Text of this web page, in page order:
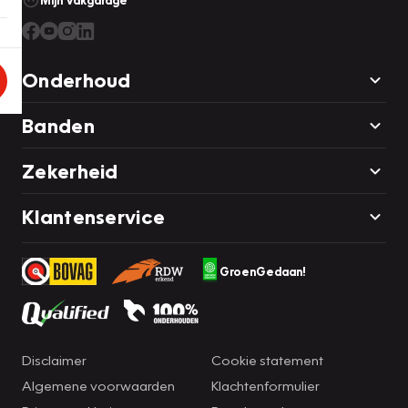
Onderhoud
Banden
Zekerheid
Klantenservice
GroenGedaan!
Disclaimer
Algemene voorwaarden
Cookie statement
Klachtenformulier